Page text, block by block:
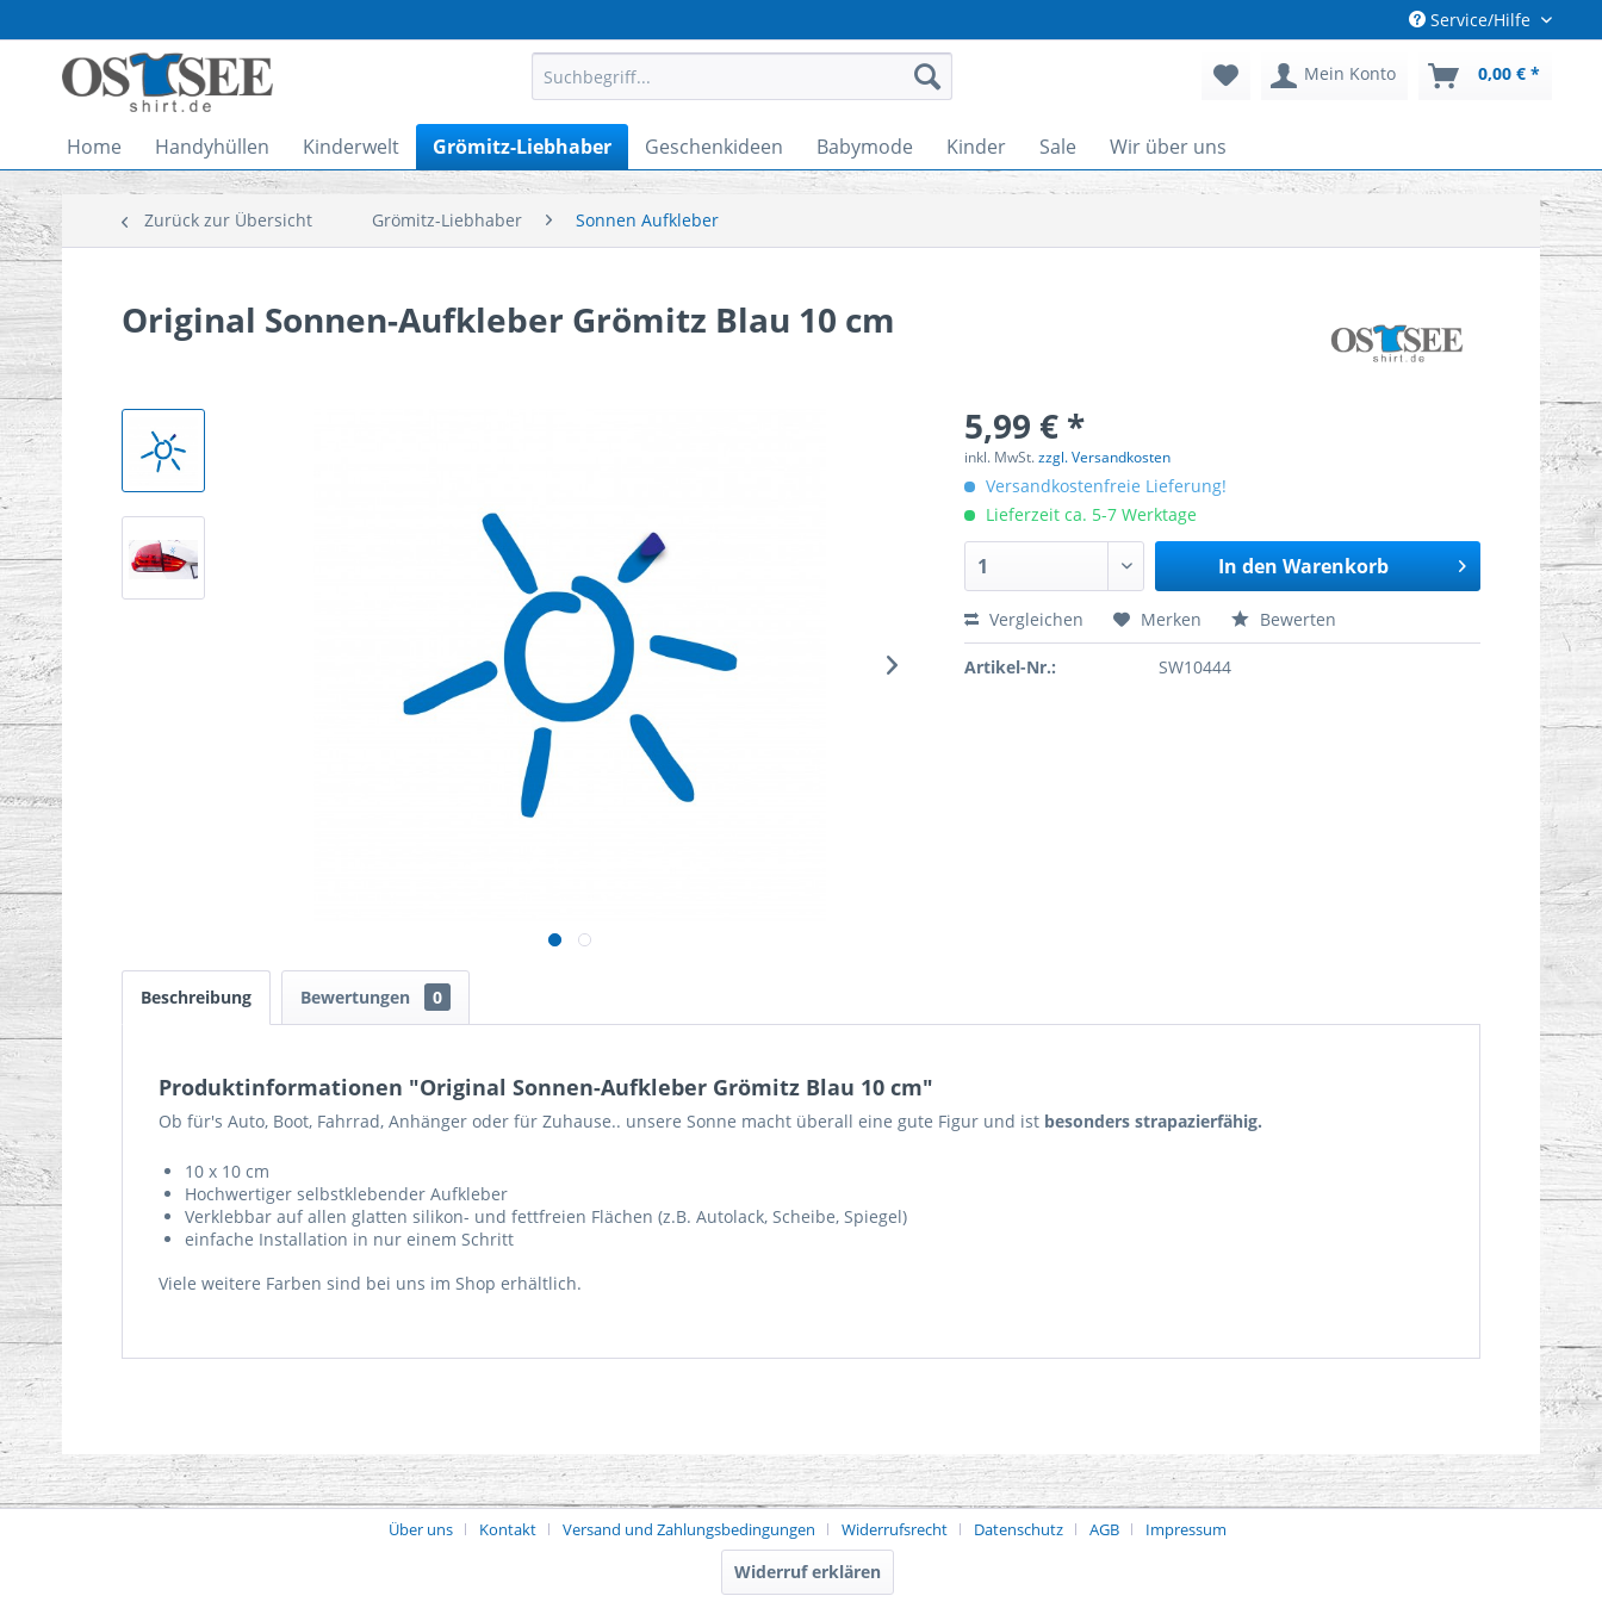
Service/Hilfe
Mein Konto 0,00 € *
Home Handyhüllen Kinderwelt Grömitz-Liebhaber Geschenkideen Babymode Kinder Sale Wir über uns
Zurück zur Übersicht Grömitz-Liebhaber Sonnen Aufkleber
Original Sonnen-Aufkleber Grömitz Blau 10 cm
5,99 € *
inkl. MwSt.zzgl. Versandkosten
Versandkostenfreie Lieferung!
Lieferzeit ca. 5-7 Werktage
In den Warenkorb
Vergleichen Merken Bewerten
Artikel-Nr.: SW10444
Beschreibung Bewertungen 0
Produktinformationen "Original Sonnen-Aufkleber Grömitz Blau 10 cm"
Ob für's Auto, Boot, Fahrrad, Anhänger oder für Zuhause.. unsere Sonne macht überall eine gute Figur und ist besonders strapazierfähig.
10 x 10 cm
Hochwertiger selbstklebender Aufkleber
Verklebbar auf allen glatten silikon- und fettfreien Flächen (z.B. Autolack, Scheibe, Spiegel)
einfache Installation in nur einem Schritt
Viele weitere Farben sind bei uns im Shop erhältlich.
Über uns Kontakt Versand und Zahlungsbedingungen Widerrufsrecht Datenschutz AGB Impressum
Widerruf erklären